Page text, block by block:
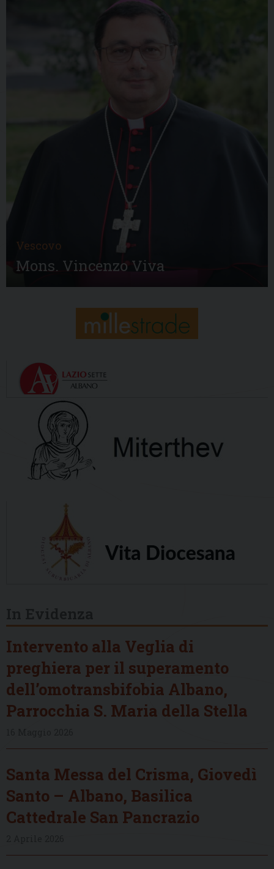
Vescovo
Mons. Vincenzo Viva
Intervento alla Veglia di
preghiera per il superamento
dell’omotransbifobia Albano,
Parrocchia S. Maria della Stella
Santa Messa del Crisma, Giovedì
Santo – Albano, Basilica
Cattedrale San Pancrazio